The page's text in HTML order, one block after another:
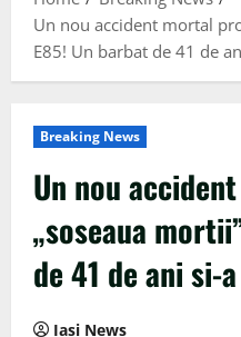
Un nou accident mortal
E85! Un barbat de 41 de
Breaking News
Un nou
„soseaua
de 41 de ani si-
Iasi News